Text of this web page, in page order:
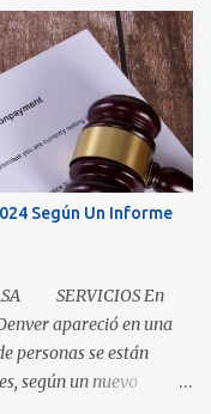
este momento es una
sea un comprador
o un vendedor
de hoy recompensan a
más importante a
los nuevos listados, o
aumentaron un 5.3
2.8 por ciento pa...
Según Un Informe
SERVICIOS En
apareció en una
personas se están
según un nuevo